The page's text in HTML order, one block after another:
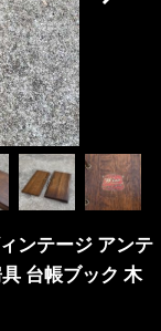
ンテージ アンテ
台帳ブック 木